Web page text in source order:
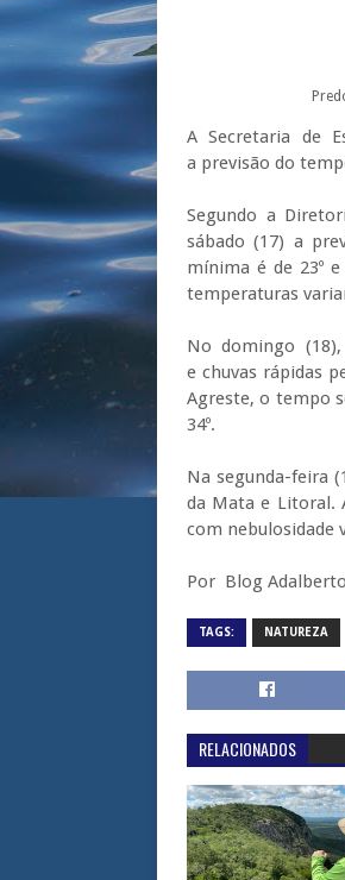
A Secretaria de
a previsão do
Segundo a
sábado (17) a
mínima é de 23º
temperaturas
No domingo
e chuvas rápidas
Agreste, o tempo
34º.
Na segunda-feira
da Mata e Litoral.
com nebulosidade
Por Blog
TAGS: NATUREZA
RELACIONADOS